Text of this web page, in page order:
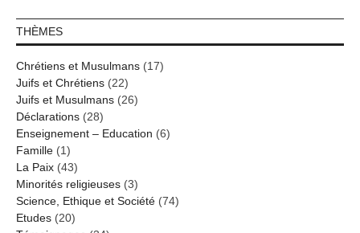
THÈMES
Chrétiens et Musulmans (17)
Juifs et Chrétiens (22)
Juifs et Musulmans (26)
Déclarations (28)
Enseignement – Education (6)
Famille (1)
La Paix (43)
Minorités religieuses (3)
Science, Ethique et Société (74)
Etudes (20)